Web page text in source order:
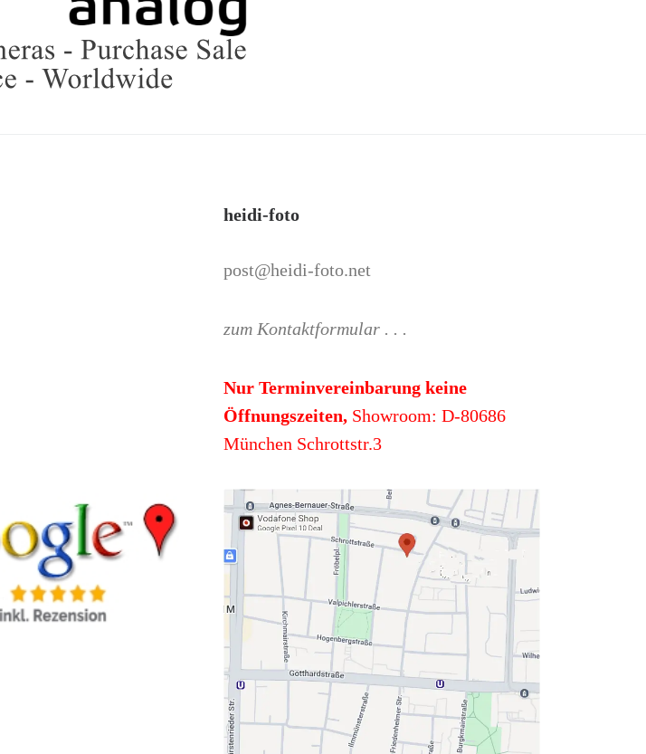
heidi-foto
post@heidi-foto.net
zum Kontaktformular . . .
Nur Terminvereinbarung keine
Öffnungszeiten, Showroom: D-80686
München Schrottstr.3